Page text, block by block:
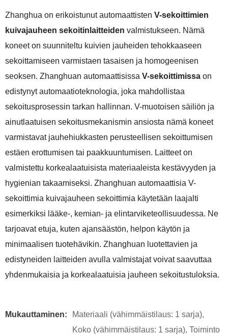
Zhanghua on erikoistunut automaattisten V-sekoittimien
kuivajauheen sekoitinlaitteiden valmistukseen. Nämä
koneet on suunniteltu kuivien jauheiden tehokkaaseen
sekoittamiseen varmistaen tasaisen ja homogeenisen
seoksen. Zhanghuan automaattisissa V-sekoittimissa on
edistynyt automaatioteknologia, joka mahdollistaa
sekoitusprosessin tarkan hallinnan. V-muotoisen säiliön ja
ainutlaatuisen sekoitusmekanismin ansiosta nämä koneet
varmistavat jauhehiukkasten perusteellisen sekoittumisen
estäen erottumisen tai paakkuuntumisen. Laitteet on
valmistettu korkealaatuisista materiaaleista kestävyyden ja
hygienian takaamiseksi. Zhanghuan automaattisia V-
sekoittimia kuivajauheen sekoittimia käytetään laajalti
esimerkiksi lääke-, kemian- ja elintarviketeollisuudessa. Ne
tarjoavat etuja, kuten ajansäästön, helpon käytön ja
minimaalisen tuotehävikin. Zhanghuan luotettavien ja
edistyneiden laitteiden avulla valmistajat voivat saavuttaa
yhdenmukaisia ​​ja korkealaatuisia jauheen sekoitustuloksia.
Mukauttaminen:
Materiaali (vähimmäistilaus: 1 sarja),
Koko (vähimmäistilaus: 1 sarja), Toiminto